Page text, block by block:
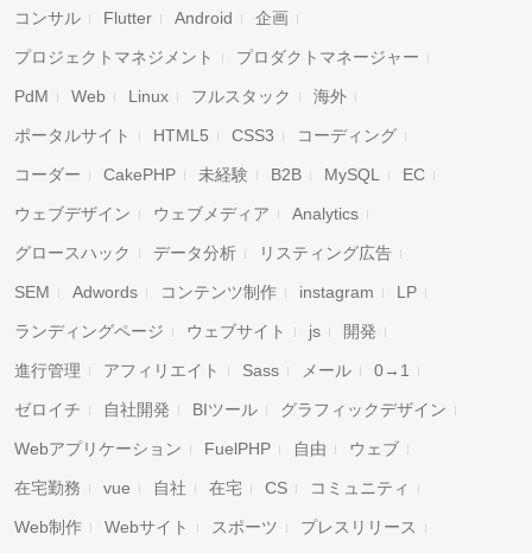
コンサル Flutter Android 企画
プロジェクトマネジメント プロダクトマネージャー
PdM Web Linux フルスタック 海外
ポータルサイト HTML5 CSS3 コーディング
コーダー CakePHP 未経験 B2B MySQL EC
ウェブデザイン ウェブメディア Analytics
グロースハック データ分析 リスティング広告
SEM Adwords コンテンツ制作 instagram LP
ランディングページ ウェブサイト js 開発
進行管理 アフィリエイト Sass メール 0→1
ゼロイチ 自社開発 BIツール グラフィックデザイン
Webアプリケーション FuelPHP 自由 ウェブ
在宅勤務 vue 自社 在宅 CS コミュニティ
Web制作 Webサイト スポーツ プレスリリース